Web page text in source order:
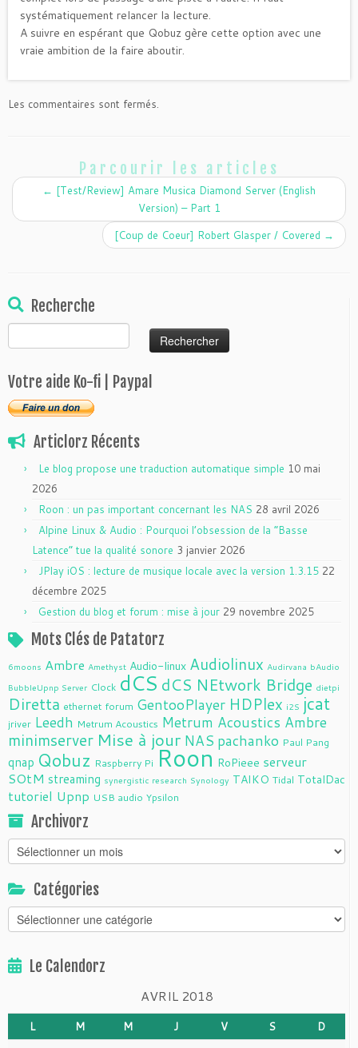
systématiquement relancer la lecture.
A suivre en espérant que Qobuz gère cette option avec une
vraie ambition de la faire aboutir.
Les commentaires sont fermés.
Parcourir les articles
← [Test/Review] Amare Musica Diamond Server (English
Version) – Part 1
[Coup de Coeur] Robert Glasper / Covered →
Recherche
Votre aide Ko-fi | Paypal
Articlorz Récents
Le blog propose une traduction automatique simple 10 mai
2026
Roon : un pas important concernant les NAS 28 avril 2026
Alpine Linux & Audio : Pourquoi l’obsession de la “Basse
Latence” tue la qualité sonore 3 janvier 2026
JPlay iOS : lecture de musique locale avec la version 1.3.15 22
décembre 2025
Gestion du blog et forum : mise à jour 29 novembre 2025
Mots Clés de Patatorz
6moons Ambre Amethyst Audio-linux Audiolinux Audirvana bAudio
BubbleUpnp Server Clock dCS dCS NEtwork Bridge dietpi
Diretta ethernet forum GentooPlayer HDPlex i2S jcat
jriver Leedh Metrum Acoustics Metrum Acoustics Ambre
minimserver Mise à jour NAS pachanko Paul Pang
qnap Qobuz Raspberry Pi Roon RoPieee serveur
SOtM streaming synergistic research Synology TAIKO Tidal TotalDac
tutoriel Upnp USB audio Ypsilon
Archivorz
Archivorz
Catégories
Catégories
Le Calendorz
AVRIL 2018
L M M J V S
D